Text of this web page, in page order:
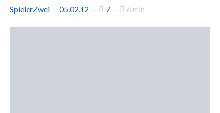
SpielerZwei
05.02.12 7 6 min